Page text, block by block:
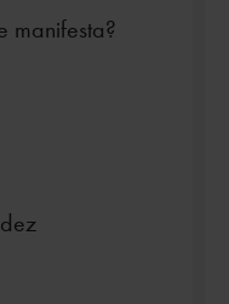
manifesta?